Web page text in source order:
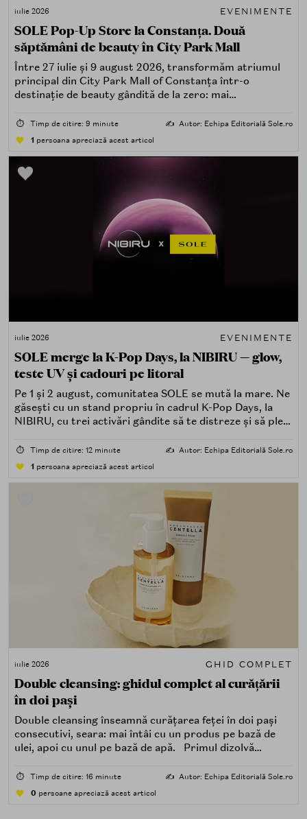
iulie 2026 EVENIMENTE
SOLE Pop-Up Store la Constanța. Două
săptămâni de beauty în City Park Mall
Între 27 iulie și 9 august 2026, transformăm atriumul
principal din City Park Mall of Constanța într-o
destinație de beauty gândită de la zero: mai
care îți place, de fapt, să descoperi produse — testând,
atingând, comparând, întrebând.
⏱️ Timp de citire: 9 minute ✍️ Autor: Echipa Editorială Sole.ro
1 persoana apreciază acest articol
iulie 2026 EVENIMENTE
SOLE merge la K-Pop Days, la NIBIRU — glow,
teste UV și cadouri pe litoral
Pe 1 și 2 august, comunitatea SOLE se mută la mare. Ne
găsești cu un stand propriu în cadrul K-Pop Days, la
NIBIRU, cu trei activări gândite să te distreze și să pleci
⏱️ Timp de citire: 12 minute ✍️ Autor: Echipa Editorială Sole.ro
1 persoana apreciază acest articol
iulie 2026 GHID COMPLET
Double cleansing: ghidul complet al curățării
în doi pași
Double cleansing înseamnă curățarea feței în doi pași
consecutivi, seara: mai întâi cu un produs pe bază de
ulei, apoi cu unul pe bază de apă. Primul dizolvă
poluare. Al doilea îndepărtează impuritățile solubile în
⏱️ Timp de citire: 16 minute ✍️ Autor: Echipa Editorială Sole.ro
0 persoane apreciază acest articol